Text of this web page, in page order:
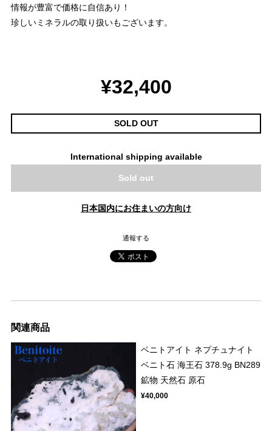
情報が豊富で価格に自信あり！
珍しいミネラルの取り扱いもございます。
¥32,400
SOLD OUT
International shipping available
Sold out
日本国内にお住まいの方向け
通報する
関連商品
ベニトアイト ネプチュナイト
ベニト石 海王石 378.9g BN289
鉱物 天然石 原石
¥40,000